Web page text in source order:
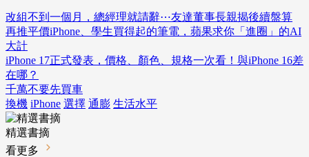
改組不到一個月，總經理就請辭⋯友達董事長親揭後續盤算
再推平價iPhone、學生買得起的筆電，蘋果求你「進圈」的AI
大計
iPhone 17正式發表，價格、顏色、規格一次看！與iPhone 16差
在哪？
千萬不要先買車
換機 iPhone 選擇 通膨 生活水平
精選書摘
看更多